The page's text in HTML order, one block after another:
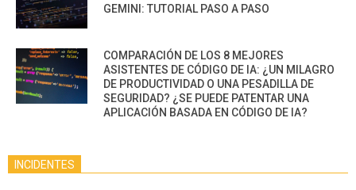
GEMINI: TUTORIAL PASO A PASO
COMPARACIÓN DE LOS 8 MEJORES
ASISTENTES DE CÓDIGO DE IA: ¿UN MILAGRO
DE PRODUCTIVIDAD O UNA PESADILLA DE
SEGURIDAD? ¿SE PUEDE PATENTAR UNA
APLICACIÓN BASADA EN CÓDIGO DE IA?
INCIDENTES